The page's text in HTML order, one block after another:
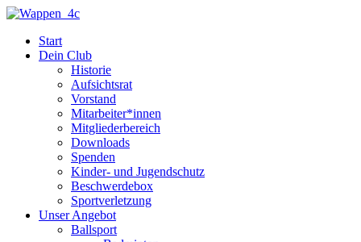
Zum
springenStart
Dein Club
Historie
Aufsichtsrat
Vorstand
Mitarbeiter*innen
Mitgliederbereich
Downloads
Spenden
Kinder- und Jugendschutz
Beschwerdebox
Sportverletzung
Unser Angebot
Ballsport